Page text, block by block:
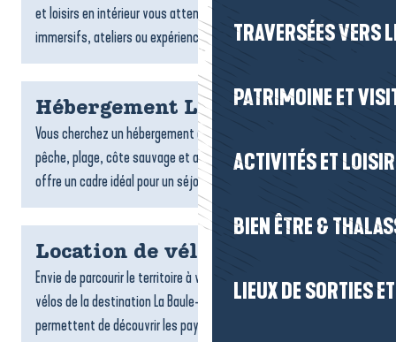
TRAVERSÉES VERS
PATRIMOINE ET
ACTIVITÉS ET
BIEN ÊTRE &
LIEUX DE SORTIES
et loisirs en intérieur vous attendent : jeux, sports, espaces
immersifs, ateliers ou expériences ludiques....
Hébergement La Turballe
Vous cherchez un hébergement à La Turballe ? Entre port de
pêche, plage, côte sauvage et ambiance maritime, la commune
offre un cadre idéal pour un séjour authentique face à...
Location de vélos
Envie de parcourir le territoire à votre rythme ? Les loueurs de
vélos de la destination La Baule-Presqu’île de Guérande vous
permettent de découvrir les paysages, les villages...